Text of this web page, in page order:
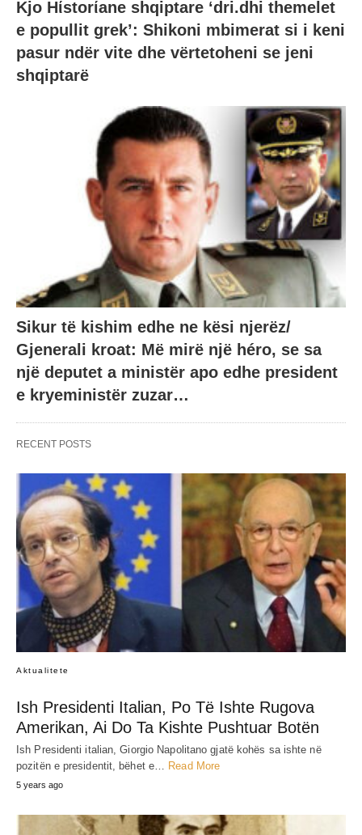
Kjo Hίstorίane shqiptare ‘dri.dhi themelet
e popullit grek’: Shikoni mbimerat si i keni
pasur ndër vite dhe vërtetoheni se jeni
shqiptarë
Sikur të kishim edhe ne kësi njerëz/
Gjenerali kroat: Më mirë një héro, se sa
një deputet a ministër apo edhe president
e kryeministër zuzar…
RECENT POSTS
Aktualitete
Ish Presidenti Italian, Po Të Ishte Rugova
Amerikan, Ai Do Ta Kishte Pushtuar Botën
Ish Presidenti italian, Giorgio Napolitano gjatë kohës sa ishte në
pozitën e presidentit, bëhet e… Read More
5 years ago